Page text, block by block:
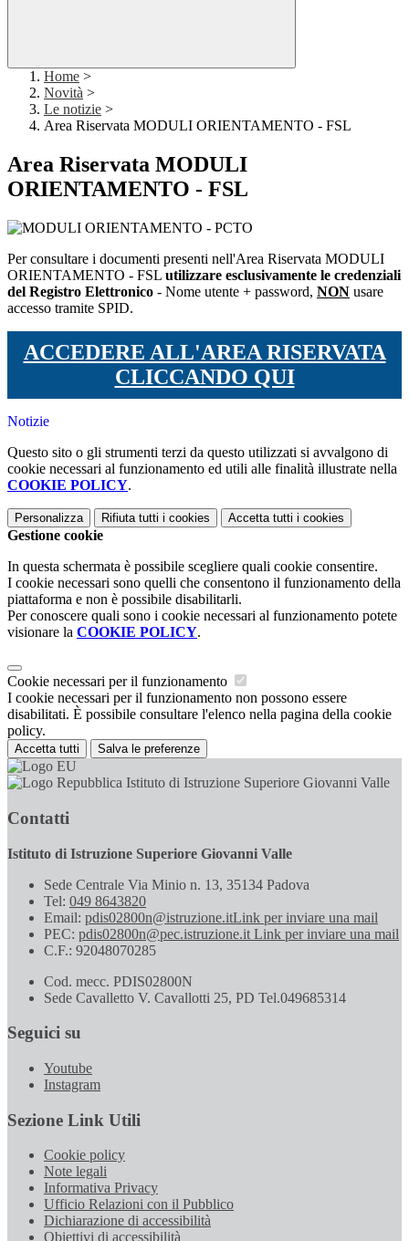
Home >
Novità >
Le notizie >
Area Riservata MODULI ORIENTAMENTO - FSL
Area Riservata MODULI
ORIENTAMENTO - FSL
Per consultare i documenti presenti nell'Area Riservata MODULI
ORIENTAMENTO - FSL utilizzare esclusivamente le credenziali
del Registro Elettronico - Nome utente + password, NON usare
accesso tramite SPID.
ACCEDERE ALL'AREA RISERVATA
CLICCANDO QUI
Notizie
Questo sito o gli strumenti terzi da questo utilizzati si avvalgono di
cookie necessari al funzionamento ed utili alle finalità illustrate nella
COOKIE POLICY.
Personalizza Rifiuta tutti i cookies Accetta tutti i cookies
Gestione cookie
In questa schermata è possibile scegliere quali cookie consentire.
I cookie necessari sono quelli che consentono il funzionamento della
piattaforma e non è possibile disabilitarli.
Per conoscere quali sono i cookie necessari al funzionamento potete
visionare la COOKIE POLICY.
Cookie necessari per il funzionamento
I cookie necessari per il funzionamento non possono essere
disabilitati. È possibile consultare l'elenco nella pagina della cookie
policy.
Accetta tutti Salva le preferenze
Istituto di Istruzione Superiore Giovanni Valle
Contatti
Istituto di Istruzione Superiore Giovanni Valle
Sede Centrale Via Minio n. 13, 35134 Padova
Tel: 049 8643820
Email: pdis02800n@istruzione.itLink per inviare una mail
PEC: pdis02800n@pec.istruzione.it Link per inviare una mail
C.F.: 92048070285
Cod. mecc. PDIS02800N
Sede Cavalletto V. Cavallotti 25, PD Tel.049685314
Seguici su
Youtube
Instagram
Sezione Link Utili
Cookie policy
Note legali
Informativa Privacy
Ufficio Relazioni con il Pubblico
Dichiarazione di accessibilità
Obiettivi di accessibilità